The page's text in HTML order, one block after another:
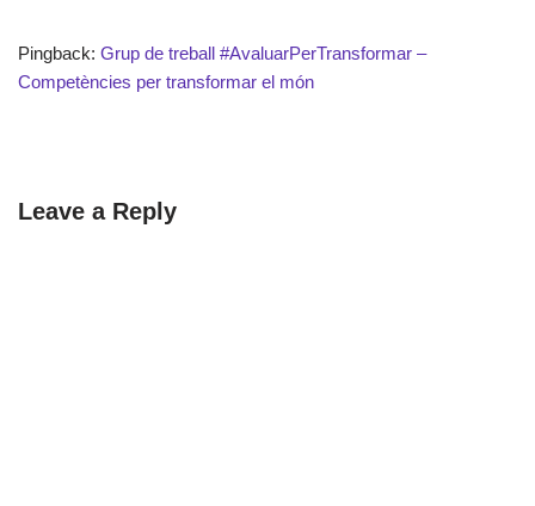
Pingback: Grup de treball #AvaluarPerTransformar –
Competències per transformar el món
Leave a Reply